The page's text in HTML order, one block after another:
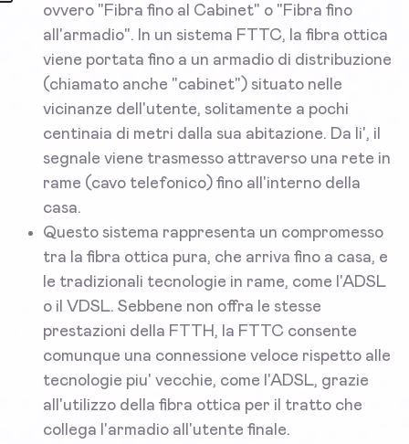
ovvero "Fibra fino al Cabinet" o "Fibra fino
all'armadio". In un sistema FTTC, la fibra ottica
viene portata fino a un armadio di distribuzione
(chiamato anche "cabinet") situato nelle
vicinanze dell'utente, solitamente a pochi
centinaia di metri dalla sua abitazione. Da li', il
segnale viene trasmesso attraverso una rete in
rame (cavo telefonico) fino all'interno della
casa.
Questo sistema rappresenta un compromesso
tra la fibra ottica pura, che arriva fino a casa, e
le tradizionali tecnologie in rame, come l'ADSL
o il VDSL. Sebbene non offra le stesse
prestazioni della FTTH, la FTTC consente
comunque una connessione veloce rispetto alle
tecnologie piu' vecchie, come l'ADSL, grazie
all'utilizzo della fibra ottica per il tratto che
collega l'armadio all'utente finale.